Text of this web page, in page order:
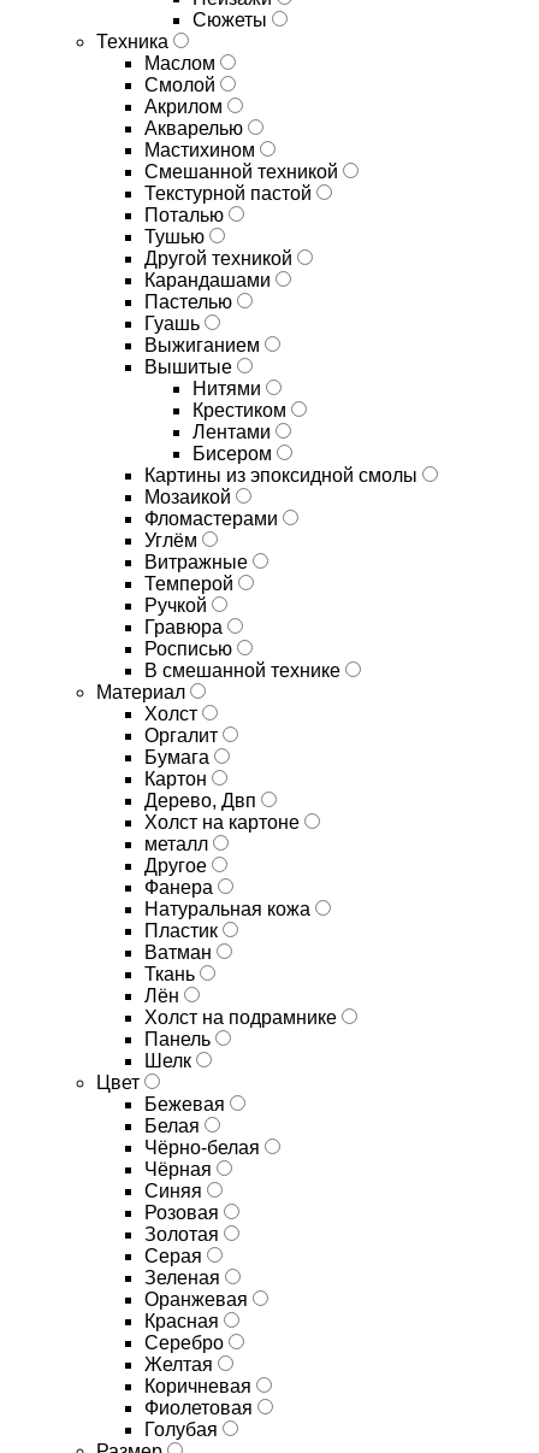
Сюжеты
Техника
Маслом
Смолой
Акрилом
Акварелью
Мастихином
Смешанной техникой
Текстурной пастой
Поталью
Тушью
Другой техникой
Карандашами
Пастелью
Гуашь
Выжиганием
Вышитые
Нитями
Крестиком
Лентами
Бисером
Картины из эпоксидной смолы
Мозаикой
Фломастерами
Углём
Витражные
Темперой
Ручкой
Гравюра
Росписью
В смешанной технике
Материал
Холст
Оргалит
Бумага
Картон
Дерево, Двп
Холст на картоне
металл
Другое
Фанера
Натуральная кожа
Пластик
Ватман
Ткань
Лён
Холст на подрамнике
Панель
Шелк
Цвет
Бежевая
Белая
Чёрно-белая
Чёрная
Синяя
Розовая
Золотая
Серая
Зеленая
Оранжевая
Красная
Серебро
Желтая
Коричневая
Фиолетовая
Голубая